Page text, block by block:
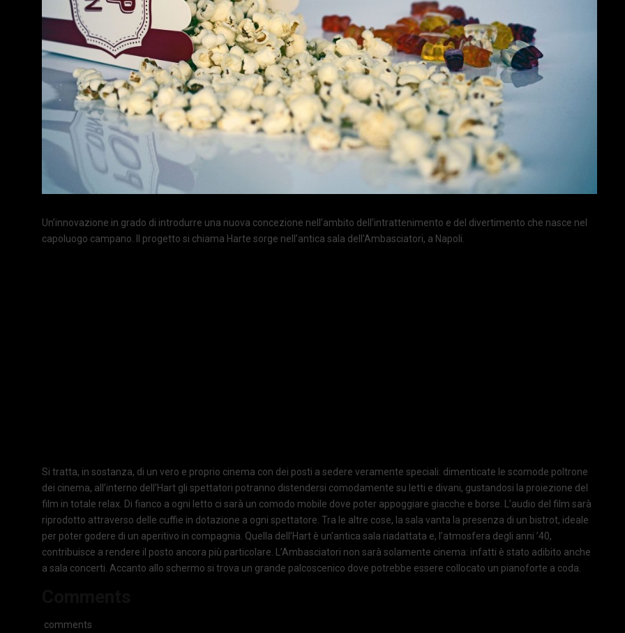
Un’innovazione in grado di introdurre una nuova concezione nell’ambito dell’intrattenimento e del divertimento che nasce nel
capoluogo campano. Il progetto si chiama Harte sorge nell’antica sala dell’Ambasciatori, a Napoli.
Si tratta, in sostanza, di un vero e proprio cinema con dei posti a sedere veramente speciali: dimenticate le scomode poltrone
dei cinema, all’interno dell’Hart gli spettatori potranno distendersi comodamente su letti e divani, gustandosi la proiezione del
film in totale relax. Di fianco a ogni letto ci sarà un comodo mobile dove poter appoggiare giacche e borse. L’audio del film sarà
riprodotto attraverso delle cuffie in dotazione a ogni spettatore. Tra le altre cose, la sala vanta la presenza di un bistrot, ideale
per poter godere di un aperitivo in compagnia. Quella dell’Hart è un’antica sala riadattata e, l’atmosfera degli anni ’40,
contribuisce a rendere il posto ancora più particolare. L’Ambasciatori non sarà solamente cinema: infatti è stato adibito anche
a sala concerti. Accanto allo schermo si trova un grande palcoscenico dove potrebbe essere collocato un pianoforte a coda.
comments